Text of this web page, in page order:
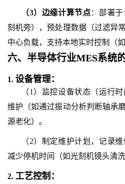
（3） 边缘计算节点：部署
刻机旁），预处理数据（过滤异
中心负载，支持本地实时控制（
六、 半导体行业MES系统
1. 设备管理：
（1）监控设备状态（运行
维护（如通过振动分析判断轴承
源老化）。
（2）制定维护计划，记录
减少停机时间（如光刻机镜头清洗
2. 工艺控制：